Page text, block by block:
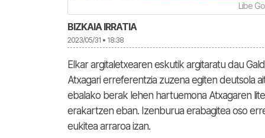
Libe
BIZKAIA IRRATIA
2023/05/31 • 18:38
Elkar argitaletxearen eskutik argitaratu dau
Atxagari erreferentzia zuzena egiten deutsola
ebalako berak lehen hartuemona Atxagaren
erakartzen eban. Izenburua erabagitea oso
eukitea arraroa izan.